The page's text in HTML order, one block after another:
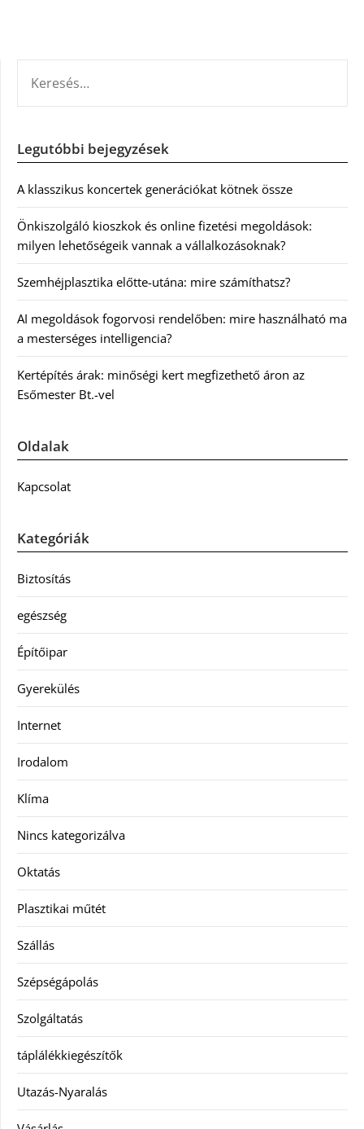
Legutóbbi bejegyzések
A klasszikus koncertek generációkat kötnek össze
Önkiszolgáló kioszkok és online fizetési megoldások:
milyen lehetőségeik vannak a vállalkozásoknak?
Szemhéjplasztika előtte-utána: mire számíthatsz?
AI megoldások fogorvosi rendelőben: mire használható ma
a mesterséges intelligencia?
Kertépítés árak: minőségi kert megfizethető áron az
Esőmester Bt.-vel
Oldalak
Kapcsolat
Kategóriák
Biztosítás
egészség
Építőipar
Gyerekülés
Internet
Irodalom
Klíma
Nincs kategorizálva
Oktatás
Plasztikai műtét
Szállás
Szépségápolás
Szolgáltatás
táplálékkiegészítők
Utazás-Nyaralás